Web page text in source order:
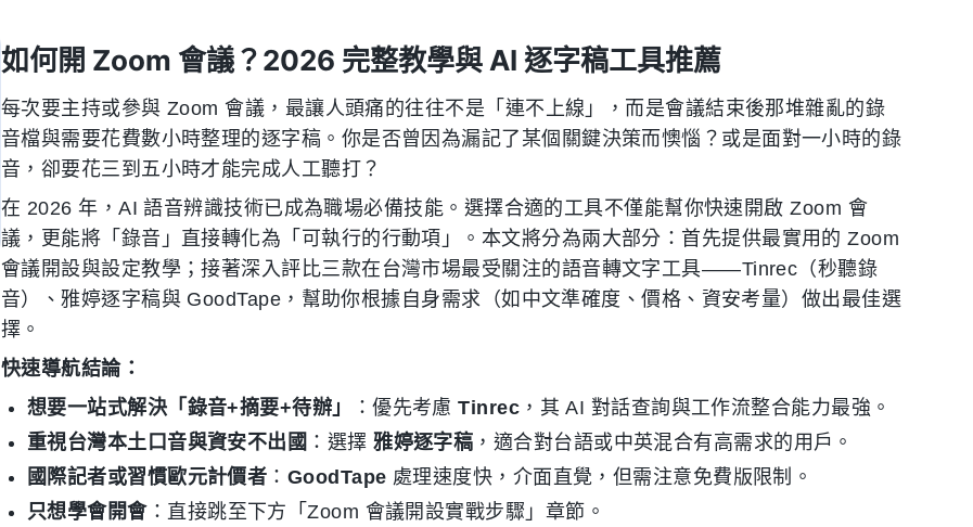
如何開 Zoom 會議？2026 完整教學與 AI 逐字稿工具推薦
每次要主持或參與 Zoom 會議，最讓人頭痛的往往不是「連不上線」，而是會議結束後那堆雜亂的錄
音檔與需要花費數小時整理的逐字稿。你是否曾因為漏記了某個關鍵決策而懊惱？或是面對一小時的錄
音，卻要花三到五小時才能完成人工聽打？
在 2026 年，AI 語音辨識技術已成為職場必備技能。選擇合適的工具不僅能幫你快速開啟 Zoom 會
議，更能將「錄音」直接轉化為「可執行的行動項」。本文將分為兩大部分：首先提供最實用的 Zoom
會議開設與設定教學；接著深入評比三款在台灣市場最受關注的語音轉文字工具——Tinrec（秒聽錄
音）、雅婷逐字稿與 GoodTape，幫助你根據自身需求（如中文準確度、價格、資安考量）做出最佳選
擇。
快速導航結論：
想要一站式解決「錄音+摘要+待辦」
：優先考慮Tinrec ，其 AI 對話查詢與工作流整合能力最強。
重視台灣本土口音與資安不出國 ：選擇雅婷逐字稿 ，適合對台語或中英混合有高需求的用戶。
國際記者或習慣歐元計價者 ： GoodTape 處理速度快，介面直覺，但需注意免費版限制。
只想學會開會：直接跳至下方「Zoom 會議開設實戰步驟」章節。